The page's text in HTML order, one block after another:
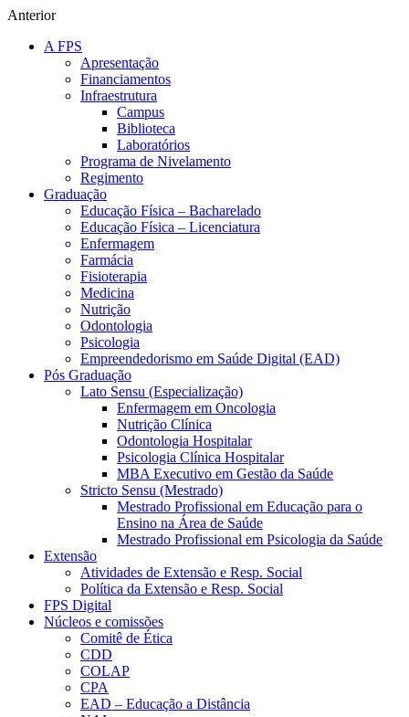
Anterior
A FPS
Apresentação
Financiamentos
Infraestrutura
Campus
Biblioteca
Laboratórios
Programa de Nivelamento
Regimento
Graduação
Educação Física – Bacharelado
Educação Física – Licenciatura
Enfermagem
Farmácia
Fisioterapia
Medicina
Nutrição
Odontologia
Psicologia
Empreendedorismo em Saúde Digital (EAD)
Pós Graduação
Lato Sensu (Especialização)
Enfermagem em Oncologia
Nutrição Clínica
Odontologia Hospitalar
Psicologia Clínica Hospitalar
MBA Executivo em Gestão da Saúde
Stricto Sensu (Mestrado)
Mestrado Profissional em Educação para o
Ensino na Área de Saúde
Mestrado Profissional em Psicologia da Saúde
Extensão
Atividades de Extensão e Resp. Social
Política da Extensão e Resp. Social
FPS Digital
Núcleos e comissões
Comitê de Ética
CDD
COLAP
CPA
EAD – Educação a Distância